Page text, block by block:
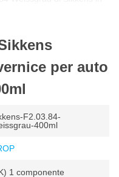
tecnologia ad alta
professionale.
spray per auto Sikkens
parti della vostra auto o
spray
auto Sikkens F2.03.84 in
utilizzare correttamente il
per auto
F2.03.84-
400ml
1 componente